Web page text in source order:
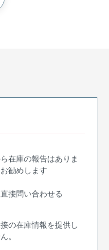
在庫の報告はありま
勧めします
接問い合わせる
の在庫情報を提供し
。